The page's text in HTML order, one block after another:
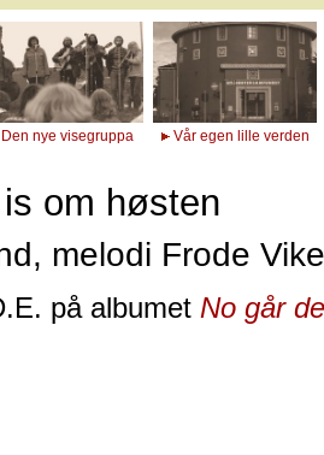
Den nye visegruppa Vår egen lille verden
om høsten
melodi Frode
på albumet No går